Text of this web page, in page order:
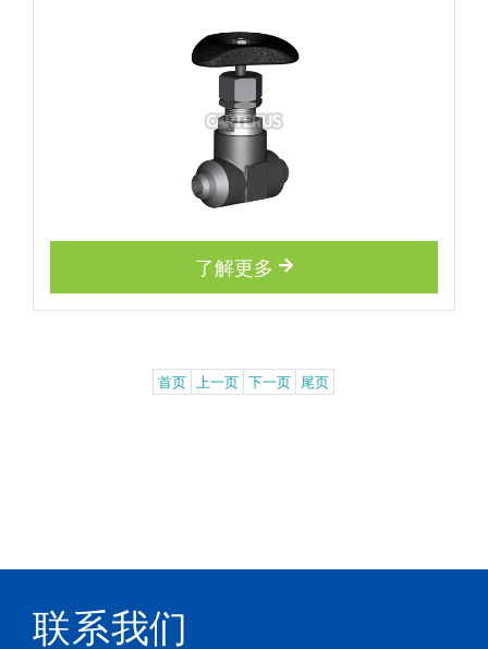
了解更多
首页 上一页 下一页 尾页
联系我们